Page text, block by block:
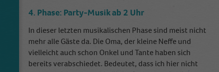
4. Phase: Party-Musik ab 2 Uhr
In dieser letzten musikalischen Phase sind meist nicht
mehr alle Gäste da. Die Oma, der kleine Neffe und
vielleicht auch schon Onkel und Tante haben sich
bereits verabschiedet. Bedeutet, dass ich hier nicht
Zweck
creating an analytics report of how the
wbsite is doing. The data collected including
the number visitors, the source where they
have come from, and the pages viisted in an
anonymous form.